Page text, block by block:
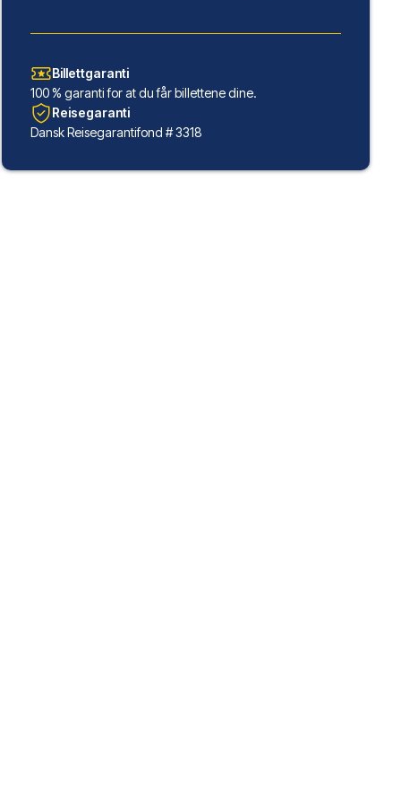
Billettgaranti
100 % garanti for at du får billettene dine.
Reisegaranti
Dansk Reisegarantifond # 3318